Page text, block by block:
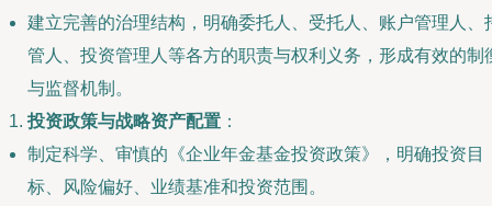
建立完善的治理结构，明确委托人、受托人、账户管理人、
管人、投资管理人等各方的职责与权利义务，形成有效的制
与监督机制。
投资政策与战略资产配置 ：
制定科学、审慎的《企业年金基金投资政策》，明确投资目
标、风险偏好、业绩基准和投资范围。